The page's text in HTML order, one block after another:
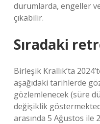
durumlarda, engeller
çıkabilir.
Sıradaki
Birleşik Krallık’ta
aşağıdaki tarihlerde
gözlemlenecek (süre
değişiklik
arasında 5 Ağustos ile